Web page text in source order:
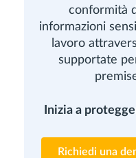
conformità
informazioni
lavoro
supportate
Inizia a
Richiedi una